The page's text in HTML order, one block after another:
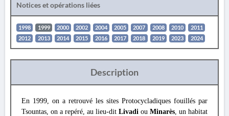
Notices et opérations liées
1998 1999 2000 2002 2004 2005 2007 2008 2010
2011
2012
2013 2014 2015 2016 2017 2018 2019 2023 2024
Description
En 1999, on a retrouvé les sites Protocycladiques fouillés par
Tsountas, on a repéré, au lieu-dit Livadi ou Minarès, un habitat